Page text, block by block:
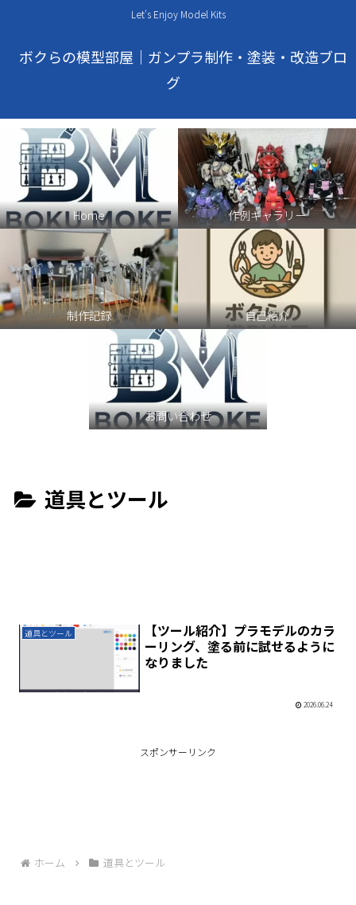
Let's Enjoy Model Kits
ボクらの模型部屋｜ガンプラ制作・塗装・改造ブロ
グ
Home 作例ギャラリー
制作記録 自己紹介
お問い合わせ
道具とツール
道具とツール
【ツール紹介】プラモデルのカラ
ーリング、塗る前に試せるように
なりました
2026.06.24
スポンサーリンク
ホーム 道具とツール